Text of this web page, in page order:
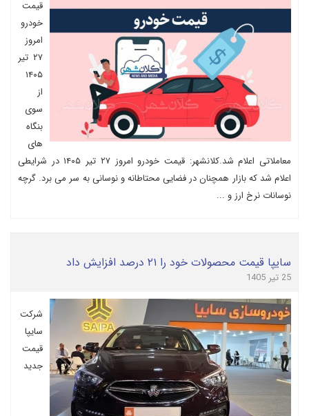
قیمت
خودرو
امروز
۲۷ تیر
۱۴۰۵
از
سوی
بنگاه
های
معاملاتی اعلام شد.کلانشهر: قیمت خودرو امروز ۲۷ تیر ۱۴۰۵ در شرایطی
اعلام شد که بازار همچنان در فضایی محتاطانه و نوسانی به سر می برد. گرچه
نوسانات نرخ ارز و ...
سایپا قیمت محصولات خود را ۲۱ درصد افزایش داد
25 تیر 1405
شرکت
سایپا
قیمت
جدید